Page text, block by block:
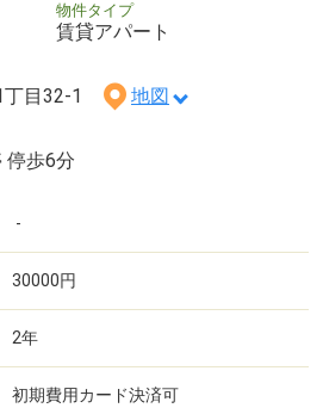
物件タイプ
賃貸アパート
丁目32-1 地図
停歩6分
-
30000円
2年
初期費用カード決済可